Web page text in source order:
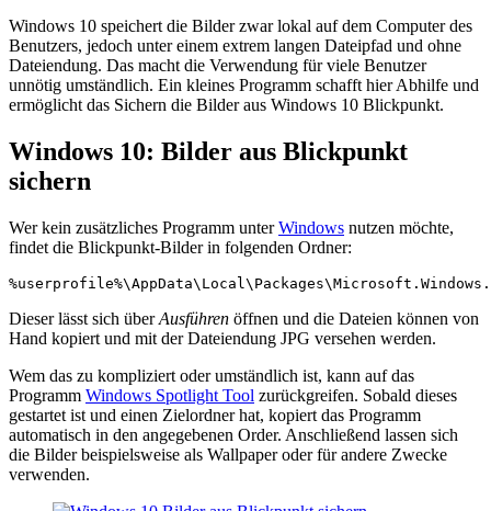
Windows 10 speichert die Bilder zwar lokal auf dem Computer des
Benutzers, jedoch unter einem extrem langen Dateipfad und ohne
Dateiendung. Das macht die Verwendung für viele Benutzer
unnötig umständlich. Ein kleines Programm schafft hier Abhilfe und
ermöglicht das Sichern die Bilder aus Windows 10 Blickpunkt.
Windows 10: Bilder aus Blickpunkt
sichern
Wer kein zusätzliches Programm unterWindows nutzen möchte,
findet die Blickpunkt-Bilder in folgenden Ordner:
Dieser lässt sich überAusführen öffnen und die Dateien können von
Hand kopiert und mit der Dateiendung JPG versehen werden.
Wem das zu kompliziert oder umständlich ist, kann auf das
Programm Windows Spotlight Tool zurückgreifen. Sobald dieses
gestartet ist und einen Zielordner hat, kopiert das Programm
automatisch in den angegebenen Order. Anschließend lassen sich
die Bilder beispielsweise als Wallpaper oder für andere Zwecke
verwenden.